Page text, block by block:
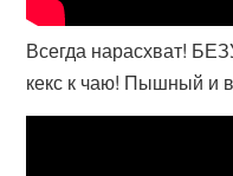
Всегда нарасхват!
кекс к чаю! Пышный и